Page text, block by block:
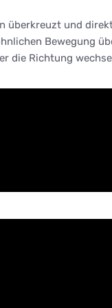
überkreuzt und
Bewegung
die Richtung